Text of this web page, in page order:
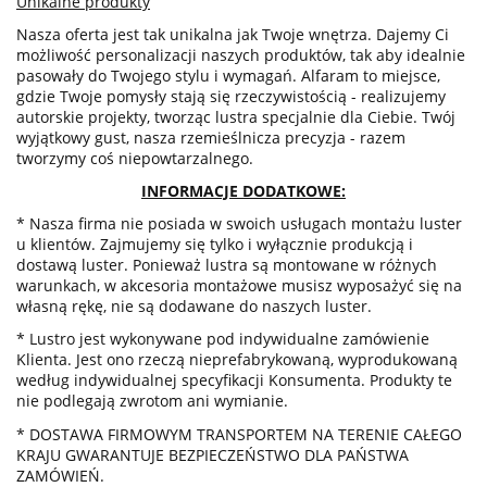
Nasza oferta jest tak unikalna jak Twoje wnętrza. Dajemy Ci
możliwość personalizacji naszych produktów, tak aby idealnie
pasowały do Twojego stylu i wymagań. Alfaram to miejsce,
gdzie Twoje pomysły stają się rzeczywistością - realizujemy
autorskie projekty, tworząc lustra specjalnie dla Ciebie. Twój
wyjątkowy gust, nasza rzemieślnicza precyzja - razem
tworzymy coś niepowtarzalnego.
INFORMACJE DODATKOWE:
* Nasza firma nie posiada w swoich usługach montażu luster
u klientów. Zajmujemy się tylko i wyłącznie produkcją i
dostawą luster. Ponieważ lustra są montowane w różnych
warunkach, w akcesoria montażowe musisz wyposażyć się na
własną rękę, nie są dodawane do naszych luster.
* Lustro jest wykonywane pod indywidualne zamówienie
Klienta. Jest ono rzeczą nieprefabrykowaną, wyprodukowaną
według indywidualnej specyfikacji Konsumenta. Produkty te
nie podlegają zwrotom ani wymianie.
* DOSTAWA FIRMOWYM TRANSPORTEM NA TERENIE CAŁEGO
KRAJU GWARANTUJE BEZPIECZEŃSTWO DLA PAŃSTWA
ZAMÓWIEŃ.